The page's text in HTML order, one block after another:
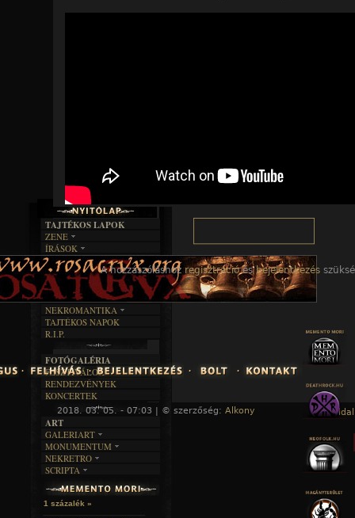
A hozzászóláshoz regisztrációésbejelentkezés
2018. 03. 05. - 07:03 | © szerzőség: Alkony « Főoldal
TAJTÉKOS LAPOK
ZENE
EGYÜTTESEK
INTERJÚK
FORDÍTÁSOK
DALSZÖVEGEK
ÍRÁSOK
IRODALOM
FILM
MŰVÉSZET
ÍRÁSTÖRTÉNET
BOSZORKÁNYKONYHA
FEKETE HUMOR
KÉPES
SZÖVEGES
RENDEZVÉNYEK
NEKROMANTIKA
AKTUÁLIS
A MÚLT
TAJTÉKOS NAPOK
R.I.P.
FOTÓGALÉRIA
FESZTIVÁLOK
RENDEZVÉNYEK
KONCERTEK
ART
GALERIART
ARTGALERI
KÉPREGÉNYEK
LAKÁSKULTS
MONUMENTUM
TEMETŐK
TEMPLOMOK
VÁRAK
HELYEK
NEKRETRO
SZUBKULT
FEKETE LYUK
RELIKVIÁK
SCRIPTA
NOVELLÁK
VERSEK
1 százalék »